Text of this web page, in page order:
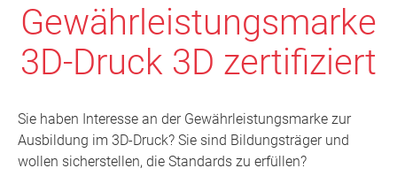
Gewährleistungsmarke
3D-Druck 3D zertifiziert
Sie haben Interesse an der Gewährleistungsmarke zur
Ausbildung im 3D-Druck? Sie sind Bildungsträger und
wollen sicherstellen, die Standards zu erfüllen?